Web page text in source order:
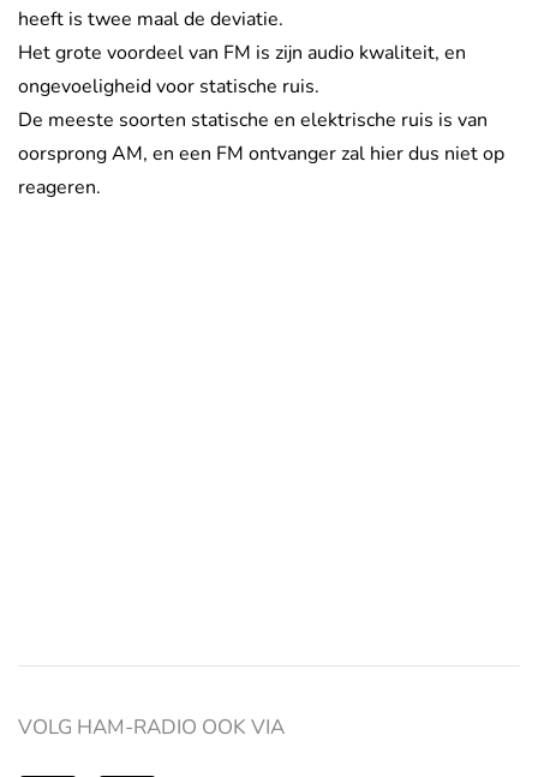
heeft is twee maal de deviatie.
Het grote voordeel van FM is zijn audio kwaliteit, en
ongevoeligheid voor statische ruis.
De meeste soorten statische en elektrische ruis is van
oorsprong AM, en een FM ontvanger zal hier dus niet op
reageren.
VOLG HAM-RADIO OOK VIA